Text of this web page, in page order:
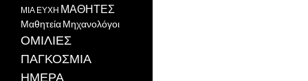
ΜΙΑ ΕΥΧΗ ΜΑΘΗΤΕΣ
ΜαθητείαΜηχανολόγοι
ΟΜΙΛΙΕΣ
ΠΑΓΚΟΣΜΙΑ
ΗΜΕΡΑ